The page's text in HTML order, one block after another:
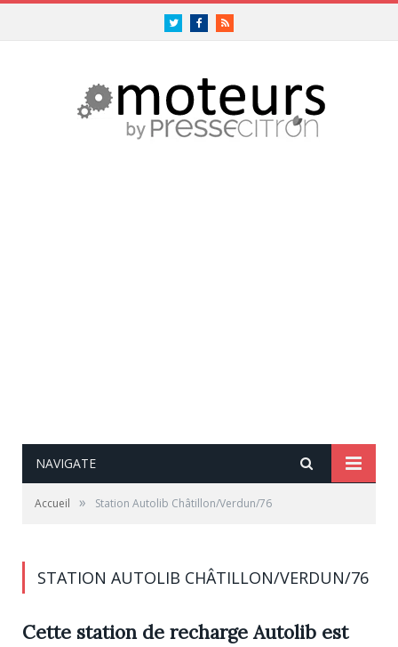
TwitterFacebookRSS
NAVIGATE
Accueil » Station Autolib Châtillon/Verdun/76
STATION AUTOLIB CHÂTILLON/VERDUN/76
Cette station de recharge Autolib est